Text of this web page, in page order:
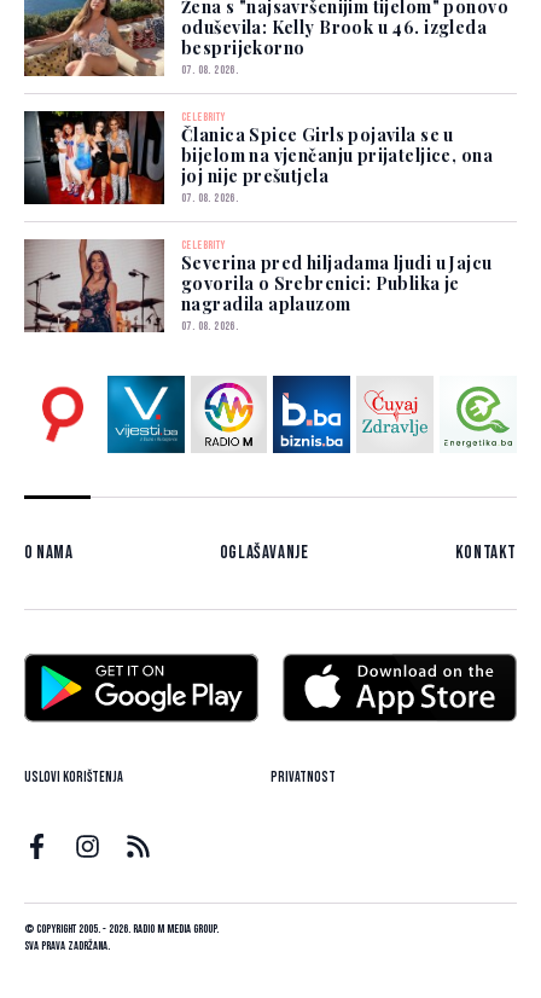
Žena s "najsavršenijim tijelom" ponovo
oduševila: Kelly Brook u 46. izgleda
besprijekorno
07. 08. 2026.
CELEBRITY
Članica Spice Girls pojavila se u
bijelom na vjenčanju prijateljice, ona
joj nije prešutjela
07. 08. 2026.
CELEBRITY
Severina pred hiljadama ljudi u Jajcu
govorila o Srebrenici: Publika je
nagradila aplauzom
07. 08. 2026.
O nama Oglašavanje Kontakt
Uslovi korištenja Privatnost
© Copyright 2005. - 2026. Radio M Media Group.
Sva prava zadržana.